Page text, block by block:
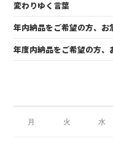
変わりゆく言葉
年内納品をご希望の方、お
年度内納品をご希望の方、
月 火 水